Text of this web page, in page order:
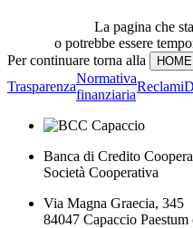
La pagina che
o potrebbe essere
Per continuare torna alla
Trasparenza
Normativa
finanziaria
Reclami
Banca di Credito
Società Cooperativa
Via Magna Graecia, 345
84047 Capaccio